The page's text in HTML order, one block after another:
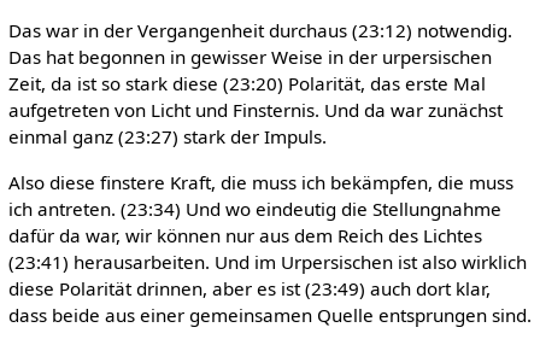
Das war in der Vergangenheit durchaus (23:12) notwendig.
Das hat begonnen in gewisser Weise in der urpersischen
Zeit, da ist so stark diese (23:20) Polarität, das erste Mal
aufgetreten von Licht und Finsternis. Und da war zunächst
einmal ganz (23:27) stark der Impuls.
Also diese finstere Kraft, die muss ich bekämpfen, die muss
ich antreten. (23:34) Und wo eindeutig die Stellungnahme
dafür da war, wir können nur aus dem Reich des Lichtes
(23:41) herausarbeiten. Und im Urpersischen ist also wirklich
diese Polarität drinnen, aber es ist (23:49) auch dort klar,
dass beide aus einer gemeinsamen Quelle entsprungen sind.